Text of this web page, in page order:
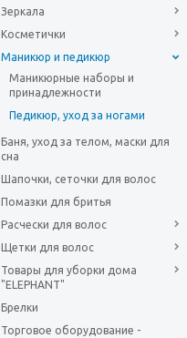
Зеркала
Косметички
Маникюр и педикюр
Маникюрные наборы и
принадлежности
Педикюр, уход за ногами
Баня, уход за телом, маски для
сна
Шапочки, сеточки для волос
Помазки для бритья
Расчески для волос
Щетки для волос
Товары для уборки дома
"ELEPHANT"
Брелки
Торговое оборудование -